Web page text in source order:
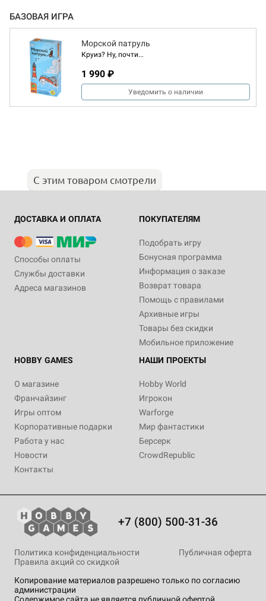
БАЗОВАЯ ИГРА
Морской патруль
Круиз? Ну, почти...
1 990 ₽
Уведомить о наличии
С этим товаром смотрели
ДОСТАВКА И ОПЛАТА
Способы оплаты
Службы доставки
Адреса магазинов
ПОКУПАТЕЛЯМ
Подобрать игру
Бонусная программа
Информация о заказе
Возврат товара
Помощь с правилами
Архивные игры
Товары без скидки
Мобильное приложение
HOBBY GAMES
О магазине
Франчайзинг
Игры оптом
Корпоративные подарки
Работа у нас
Новости
Контакты
НАШИ ПРОЕКТЫ
Hobby World
Игрокон
Warforge
Мир фантастики
Берсерк
CrowdRepublic
+7 (800) 500-31-36
Копирование материалов разрешено только по согласию
администрации
Политика конфиденциальности
Публичная оферта
Правила акций со скидкой